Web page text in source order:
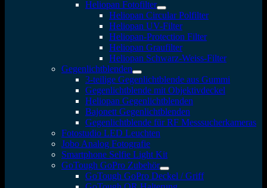
Heliopan Fotofilter
Heliopan Circular Polfilter
Heliopan UV-Filter
Heliopan-Protection Filter
Heliopan Graufilter
Heliopan Schwarz-Weiss-Filter
Gegenlichtblenden
3-teilige Gegenlichtblende aus Gummi
Gegenlichtblende mit Objektivdeckel
Heliopan Gegenlichtblenden
Bajonett Gegenlichtblenden
Gegenlichtblende für RF Messsucherkameras
Fotostudio LED Leuchten
Jobo Analog Fotografie
Smartphone Selfie Light Kit
GoTough GoPro Zubehör
GoTough GoPro Deckel / Griff